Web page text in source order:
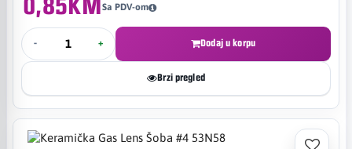
0,85KMSa PDV-om
- + Dodaj u korpu
Brzi pregled